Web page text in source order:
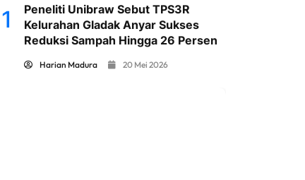
1
Peneliti Unibraw Sebut TPS3R
Kelurahan Gladak Anyar Sukses
Reduksi Sampah Hingga 26 Persen
Harian Madura 20 Mei 2026